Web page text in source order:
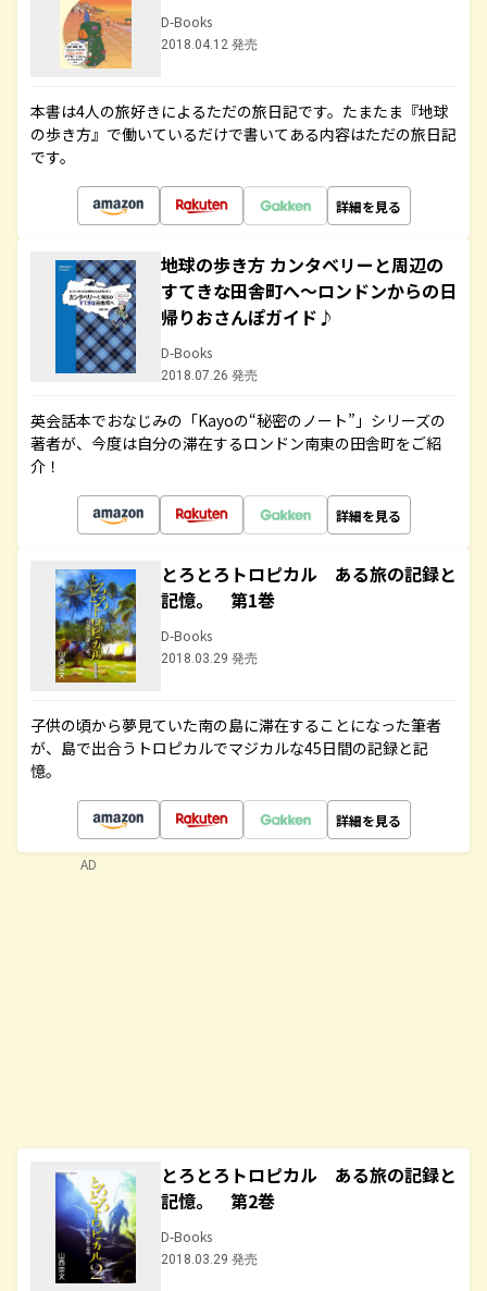
D-Books
2018.04.12 発売
本書は4人の旅好きによるただの旅日記です。たまたま『地球
の歩き方』で働いているだけで書いてある内容はただの旅日記
です。
詳細を見る
地球の歩き方 カンタベリーと周辺の
すてきな田舎町へ～ロンドンからの日
帰りおさんぽガイド♪
D-Books
2018.07.26 発売
英会話本でおなじみの「Kayoの“秘密のノート”」シリーズの
著者が、今度は自分の滞在するロンドン南東の田舎町をご紹
介！
詳細を見る
とろとろトロピカル ある旅の記録と
記憶。 第1巻
D-Books
2018.03.29 発売
子供の頃から夢見ていた南の島に滞在することになった筆者
が、島で出合うトロピカルでマジカルな45日間の記録と記
憶。
詳細を見る
とろとろトロピカル ある旅の記録と
記憶。 第2巻
D-Books
2018.03.29 発売
AD